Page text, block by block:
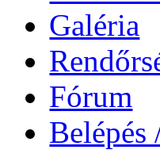
Galéria
Fórum
Belépés